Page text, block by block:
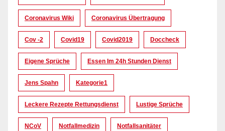
Coronavirus Wiki Coronavirus Übertragung
Cov -2 Covid19 Covid2019 Doccheck
Eigene Sprüche Essen Im 24h Stunden Dienst
Jens Spahn Kategorie1
Leckere Rezepte Rettungsdienst Lustige Sprüche
NCoV Notfallmedizin Notfallsanitäter